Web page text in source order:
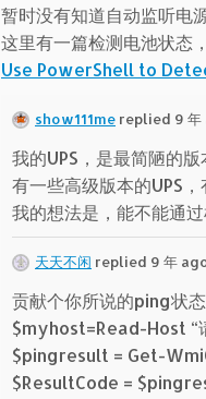
暂时没有知道自动监听电
这里有一篇检测电池状态
Use PowerShell to
show111me replied 9 年
我的UPS，是最简陋的
有一些高级版本的UPS
我的想法是，能不能通
天天不闲 replied 9 年
贡献个你所说的ping状
$myhost=Read-Host “
$pingresult = Get-
$ResultCode =